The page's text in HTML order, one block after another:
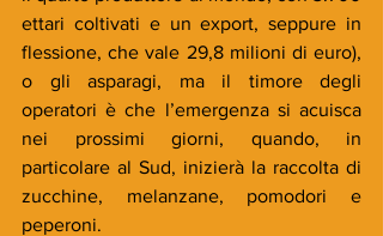
ettari coltivati e un export, seppure in
flessione, che vale 29,8 milioni di euro),
o gli asparagi, ma il timore degli
operatori è che l’emergenza si acuisca
nei prossimi giorni, quando, in
particolare al Sud, inizierà la raccolta di
zucchine, melanzane, pomodori e
peperoni.